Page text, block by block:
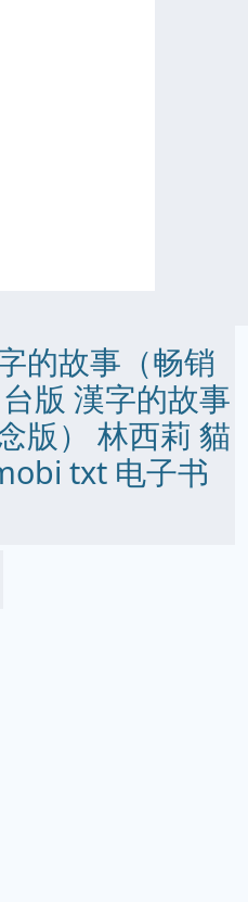
的故事（畅销
版 漢字的故事
版） 林西莉 貓
txt 电子书